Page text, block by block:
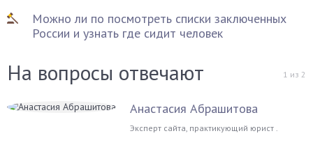
Можно ли по посмотреть списки заключенных
России и узнать где сидит человек
На вопросы отвечают 1 из 2
Анастасия Абрашитова
Эксперт сайта, практикующий юрист .